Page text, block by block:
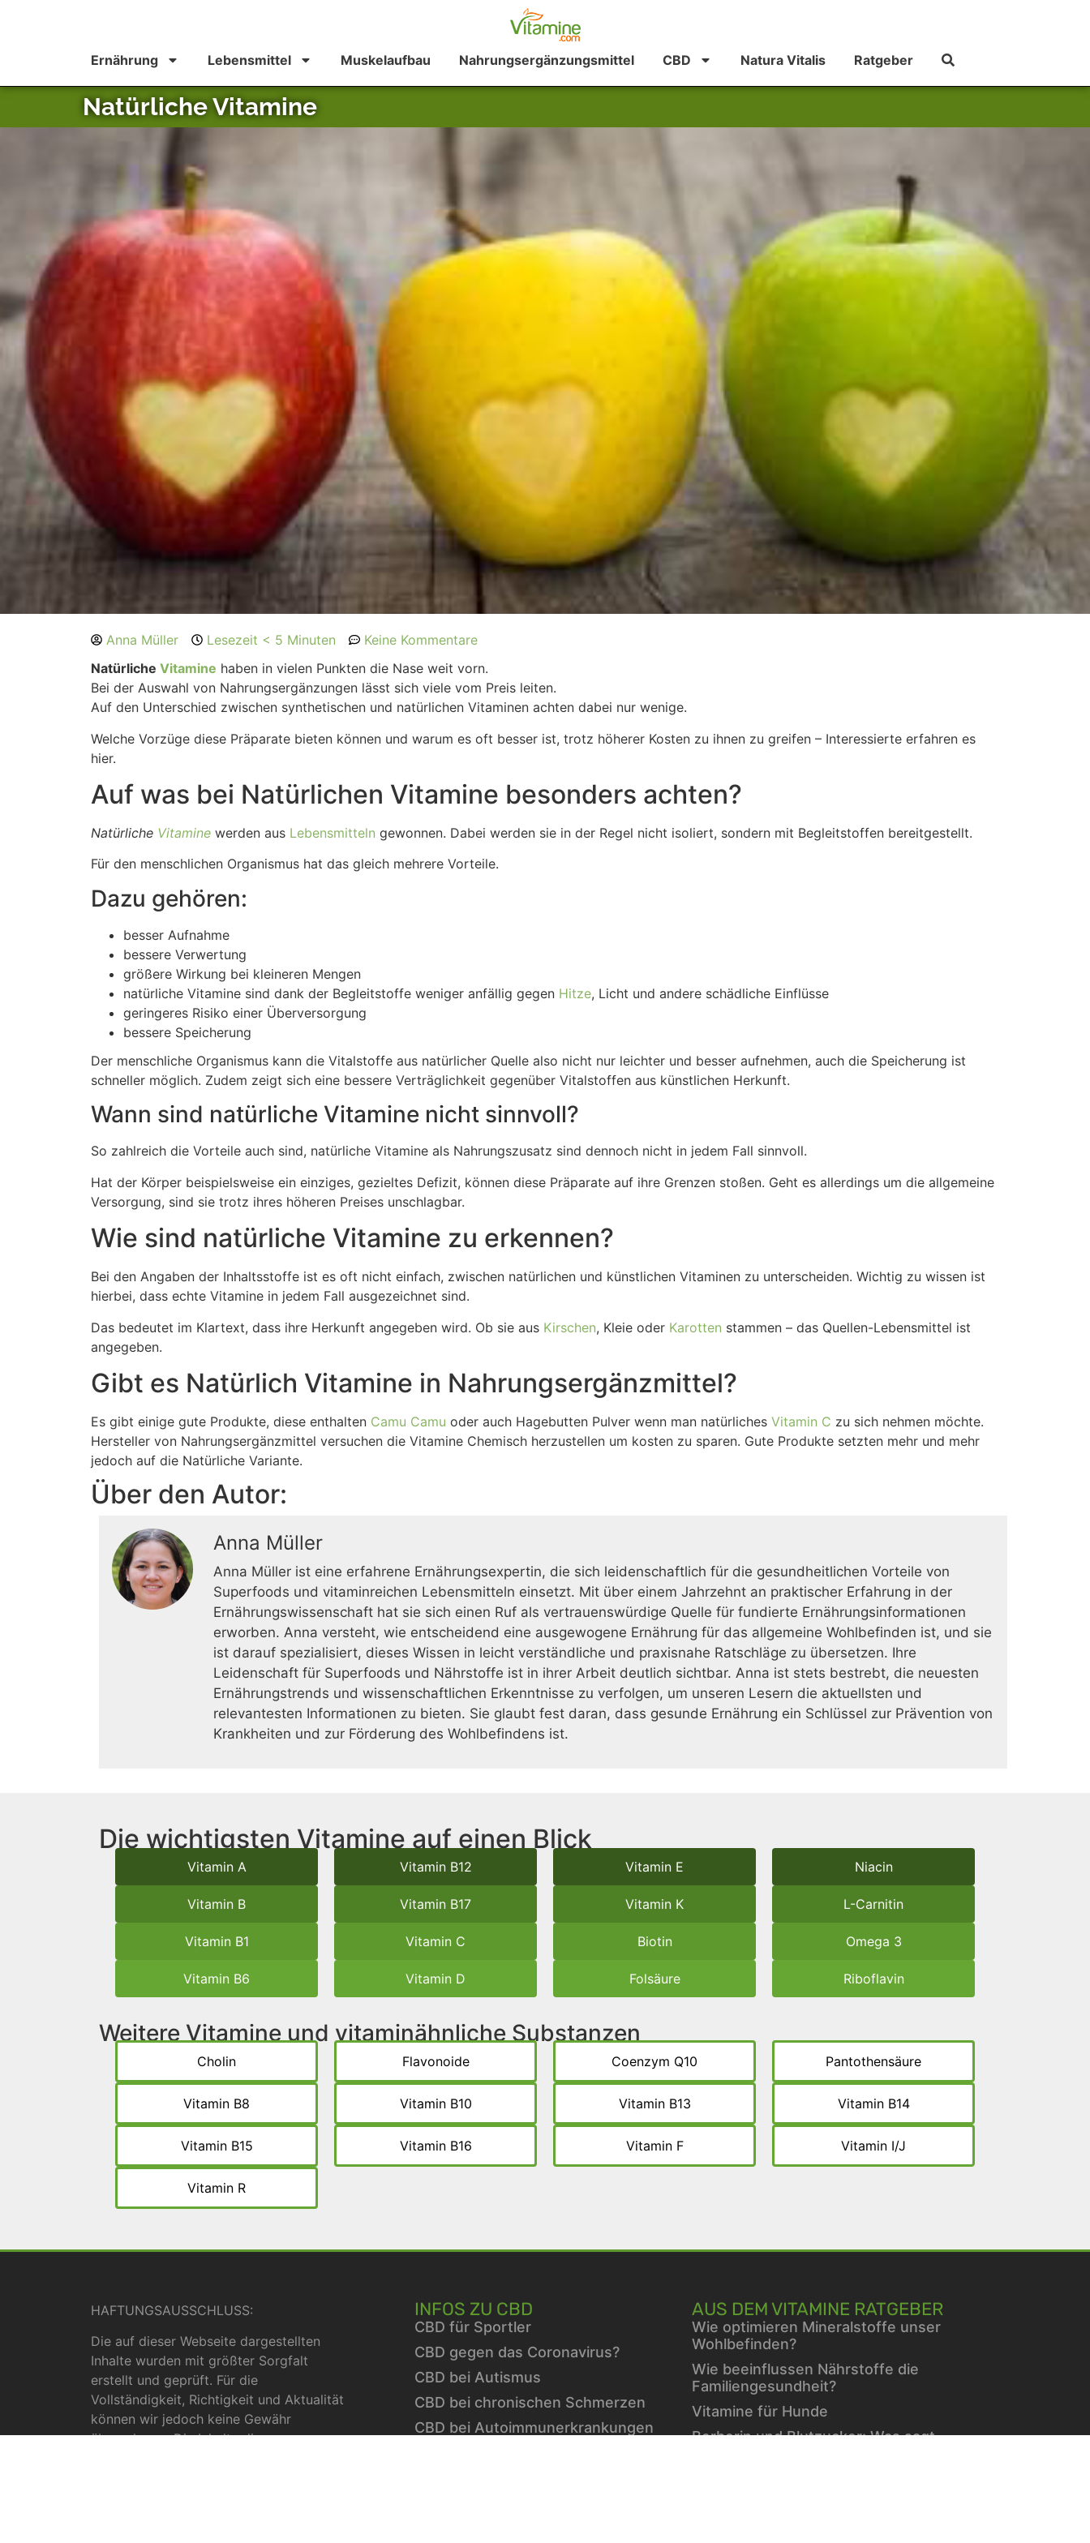
Ernährung Lebensmittel Muskelaufbau Nahrungsergänzungsmittel CBD Natura Vitalis Ratgeber
Natürliche Vitamine
Anna Müller Lesezeit < 5 Minuten
Keine Kommentare
Natürliche Vitamine haben in vielen Punkten die Nase weit vorn.
Bei der Auswahl von Nahrungsergänzungen lässt sich viele vom Preis leiten.
Auf den Unterschied zwischen synthetischen und natürlichen Vitaminen achten dabei nur wenige.
Welche Vorzüge diese Präparate bieten können und warum es oft besser ist, trotz höherer Kosten zu ihnen zu greifen – Interessierte erfahren es
hier.
Auf was bei Natürlichen Vitamine besonders achten?
Natürliche Vitamine werden aus Lebensmitteln gewonnen. Dabei werden sie in der Regel nicht isoliert, sondern mit Begleitstoffen bereitgestellt.
Für den menschlichen Organismus hat das gleich mehrere Vorteile.
Dazu gehören:
besser Aufnahme
bessere Verwertung
größere Wirkung bei kleineren Mengen
natürliche Vitamine sind dank der Begleitstoffe weniger anfällig gegen Hitze, Licht und andere schädliche Einflüsse
geringeres Risiko einer Überversorgung
bessere Speicherung
Der menschliche Organismus kann die Vitalstoffe aus natürlicher Quelle also nicht nur leichter und besser aufnehmen, auch die Speicherung ist
schneller möglich. Zudem zeigt sich eine bessere Verträglichkeit gegenüber Vitalstoffen aus künstlichen Herkunft.
Wann sind natürliche Vitamine nicht sinnvoll?
So zahlreich die Vorteile auch sind, natürliche Vitamine als Nahrungszusatz sind dennoch nicht in jedem Fall sinnvoll.
Hat der Körper beispielsweise ein einziges, gezieltes Defizit, können diese Präparate auf ihre Grenzen stoßen. Geht es allerdings um die allgemeine
Versorgung, sind sie trotz ihres höheren Preises unschlagbar.
Wie sind natürliche Vitamine zu erkennen?
Bei den Angaben der Inhaltsstoffe ist es oft nicht einfach, zwischen natürlichen und künstlichen Vitaminen zu unterscheiden. Wichtig zu wissen ist
hierbei, dass echte Vitamine in jedem Fall ausgezeichnet sind.
Das bedeutet im Klartext, dass ihre Herkunft angegeben wird. Ob sie aus Kirschen, Kleie oder Karotten stammen – das Quellen-Lebensmittel ist
angegeben.
Gibt es Natürlich Vitamine in Nahrungsergänzmittel?
Es gibt einige gute Produkte, diese enthalten Camu Camu oder auch Hagebutten Pulver wenn man natürliches Vitamin C zu sich nehmen möchte.
Hersteller von Nahrungsergänzmittel versuchen die Vitamine Chemisch herzustellen um kosten zu sparen. Gute Produkte setzten mehr und mehr
jedoch auf die Natürliche Variante.
Über den Autor:
Anna Müller
Anna Müller ist eine erfahrene Ernährungsexpertin, die sich leidenschaftlich für die gesundheitlichen Vorteile von
Superfoods und vitaminreichen Lebensmitteln einsetzt. Mit über einem Jahrzehnt an praktischer Erfahrung in der
Ernährungswissenschaft hat sie sich einen Ruf als vertrauenswürdige Quelle für fundierte Ernährungsinformationen
erworben. Anna versteht, wie entscheidend eine ausgewogene Ernährung für das allgemeine Wohlbefinden ist, und sie
ist darauf spezialisiert, dieses Wissen in leicht verständliche und praxisnahe Ratschläge zu übersetzen. Ihre
Leidenschaft für Superfoods und Nährstoffe ist in ihrer Arbeit deutlich sichtbar. Anna ist stets bestrebt, die neuesten
Ernährungstrends und wissenschaftlichen Erkenntnisse zu verfolgen, um unseren Lesern die aktuellsten und
relevantesten Informationen zu bieten. Sie glaubt fest daran, dass gesunde Ernährung ein Schlüssel zur Prävention von
Krankheiten und zur Förderung des Wohlbefindens ist.
Die wichtigsten Vitamine auf einen Blick
Vitamin A
Vitamin B
Vitamin B1
Vitamin B6
Vitamin B12
Vitamin B17
Vitamin C
Vitamin D
Vitamin E
Vitamin K
Biotin
Folsäure
Niacin
L-Carnitin
Omega 3
Riboflavin
Weitere Vitamine und vitaminähnliche Substanzen
Cholin
Vitamin B8
Vitamin B15
Vitamin R
Flavonoide
Vitamin B10
Vitamin B16
Coenzym Q10
Vitamin B13
Vitamin F
Pantothensäure
Vitamin B14
Vitamin I/J
HAFTUNGSAUSSCHLUSS:
Die auf dieser Webseite dargestellten
Inhalte wurden mit größter Sorgfalt
erstellt und geprüft. Für die
Vollständigkeit, Richtigkeit und Aktualität
können wir jedoch keine Gewähr
übernehmen. Die Inhalte dienen
INFOS ZU CBD
CBD für Sportler
CBD gegen das Coronavirus?
CBD bei Autismus
CBD bei chronischen Schmerzen
CBD bei Autoimmunerkrankungen
AUS DEM VITAMINE RATGEBER
Wie optimieren Mineralstoffe unser
Wohlbefinden?
Wie beeinflussen Nährstoffe die
Familiengesundheit?
Vitamine für Hunde
Berberin und Blutzucker: Was sagt